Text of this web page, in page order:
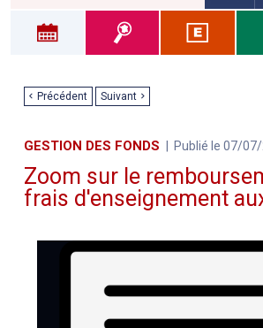
Précédent Suivant
GESTION DES FONDS Publié le 07/
Zoom sur le
frais d'enseignement